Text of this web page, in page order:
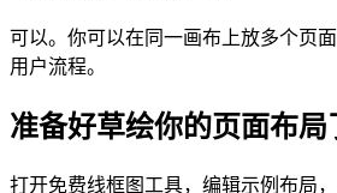
可以。你可以在同一画布上放多个页
用户流程。
准备好草绘你的页面布局
打开免费线框图工具，编辑示例布局